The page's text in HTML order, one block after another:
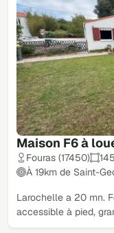
Maison F6 à
Fouras (17450)
À 19km de Saint-
Larochelle a 20 mn.
accessible à pied,